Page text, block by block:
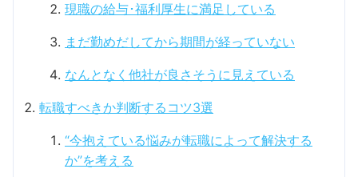
現職の給与･福利厚生に満足している
まだ勤めだしてから期間が経っていない
なんとなく他社が良さそうに見えている
転職すべきか判断するコツ3選
“今抱えている悩みが転職によって解決する
か”を考える